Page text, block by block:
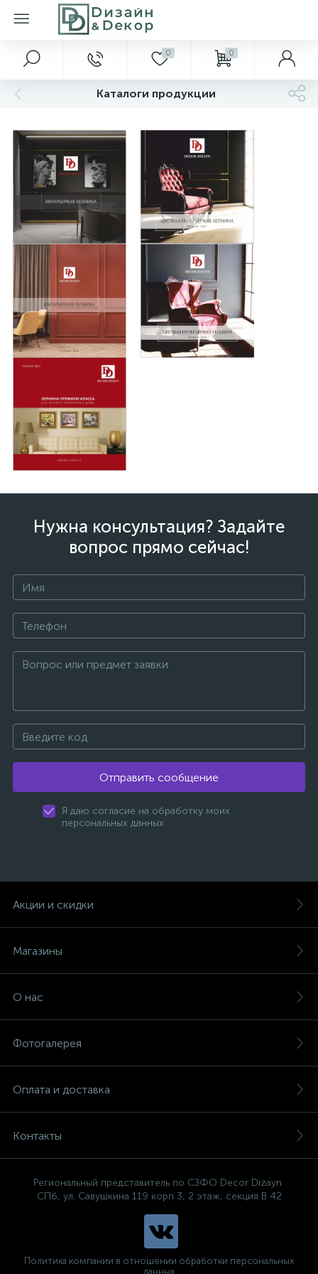
0 0
Каталоги продукции
Нужна консультация? Задайте
вопрос прямо сейчас!
Отправить сообщение
Я даю согласие на обработку моих
персональных данных
Акции и скидки
Магазины
О нас
Фотогалерея
Оплата и доставка
Контакты
Региональный представитель по СЗФО Decor Dizayn
СПб, ул. Савушкина 119 корп 3, 2 этаж, секция В 42
Политика компании в отношении обработки персональных
данных